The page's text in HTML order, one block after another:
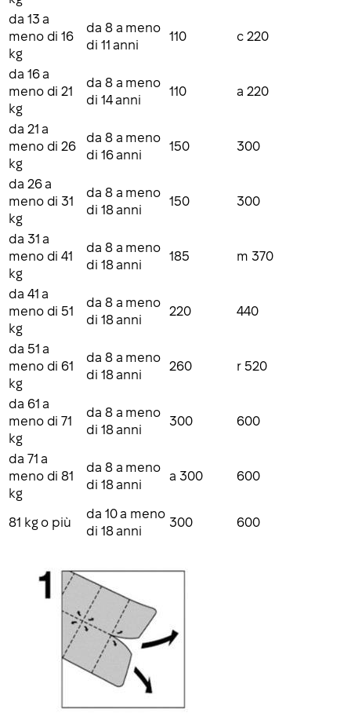
da 13 a
meno di 16
kg
da 8 a meno
di 11 anni
110 c 220
da 16 a
meno di 21
kg
da 8 a meno
di 14 anni
110 a 220
da 21 a
meno di 26
kg
da 8 a meno
di 16 anni
150 300
da 26 a
meno di 31
kg
da 8 a meno
di 18 anni
150 300
da 31 a
meno di 41
kg
da 8 a meno
di 18 anni
185 m 370
da 41 a
meno di 51
kg
da 8 a meno
di 18 anni
220 440
da 51 a
meno di 61
kg
da 8 a meno
di 18 anni
260 r 520
da 61 a
meno di 71
kg
da 8 a meno
di 18 anni
300 600
da 71 a
meno di 81
kg
da 8 a meno
di 18 anni
a 300 600
81 kg o più
da 10 a meno
di 18 anni
300 600